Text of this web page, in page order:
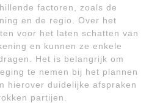
factoren, zoals de
en de regio. Over het
voor het laten schatten van
en kunnen ze enkele
Het is belangrijk om
te nemen bij het plannen
hierover duidelijke afspraken
partijen.